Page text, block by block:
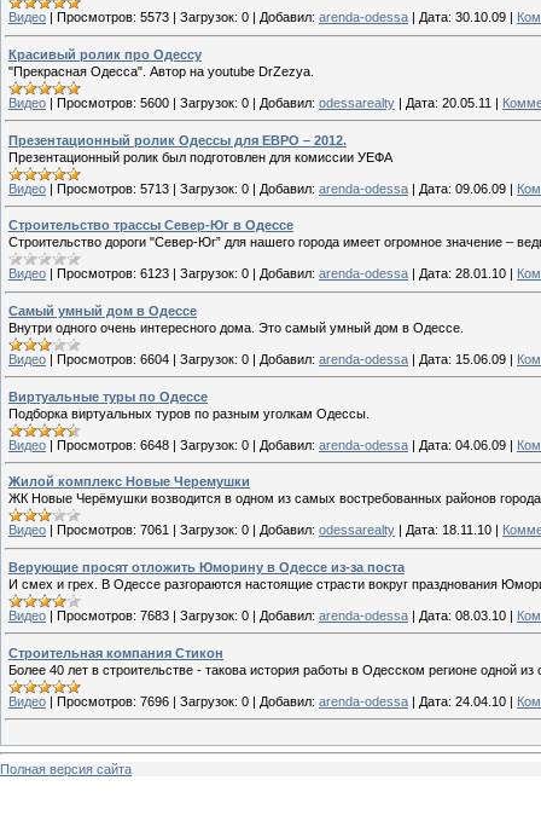
Видео Просмотров: 5573 Загрузок: 0 Добавил: arenda-odessa Дата: 30.10.09
Красивый ролик про Одессу
"Прекрасная Одесса". Автор на youtube DrZezya.
Видео | Просмотров: 5600 | Загрузок: 0 | Добавил: odessarealty | Дата: 20.05.11 |
Презентационный ролик Одессы для ЕВРО – 2012.
Презентационный ролик был подготовлен для комиссии УЕФА
Видео | Просмотров: 5713 | Загрузок: 0 | Добавил: arenda-odessa | Дата: 09.06.09 |
Строительство трассы Север-Юг в Одессе
Строительство дороги "Север-Юг” для нашего города имеет огромное значение –
Видео Просмотров: 6123 Загрузок: 0 Добавил: arenda-odessa Дата: 28.01.10
Самый умный дом в Одессе
Внутри одного очень интересного дома. Это самый умный дом в Одессе.
Видео | Просмотров: 6604 | Загрузок: 0 | Добавил: arenda-odessa | Дата: 15.06.09 |
Виртуальные туры по Одессе
Подборка виртуальных туров по разным уголкам Одессы.
Видео | Просмотров: 6648 | Загрузок: 0 | Добавил: arenda-odessa | Дата: 04.06.09 |
Жилой комплекс Новые Черемушки
ЖК Новые Черёмушки возводится в одном из самых востребованных районов
Видео | Просмотров: 7061 | Загрузок: 0 | Добавил: odessarealty | Дата: 18.11.10 |
Верующие просят отложить Юморину в Одессе из-за поста
И смех и грех. В Одессе разгораются настоящие страсти вокруг празднования
Видео | Просмотров: 7683 | Загрузок: 0 | Добавил: arenda-odessa | Дата: 08.03.10 |
Строительная компания Стикон
Более 40 лет в строительстве - такова история работы в Одесском регионе одной
Видео | Просмотров: 7696 | Загрузок: 0 | Добавил: arenda-odessa | Дата: 24.04.10 |
Полная версия сайта